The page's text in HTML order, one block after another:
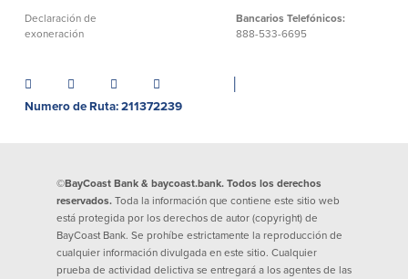
Declaración de
exoneración
Bancarios Telefónicos:
888-533-6695
Numero de Ruta: 211372239
©BayCoast Bank & baycoast.bank. Todos los derechos
reservados. Toda la información que contiene este sitio web
está protegida por los derechos de autor (copyright) de
BayCoast Bank. Se prohíbe estrictamente la reproducción de
cualquier información divulgada en este sitio. Cualquier
prueba de actividad delictiva se entregará a los agentes de las